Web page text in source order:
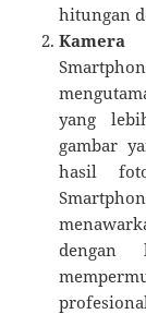
hitungan
Kamera
yang
gambar
hasil